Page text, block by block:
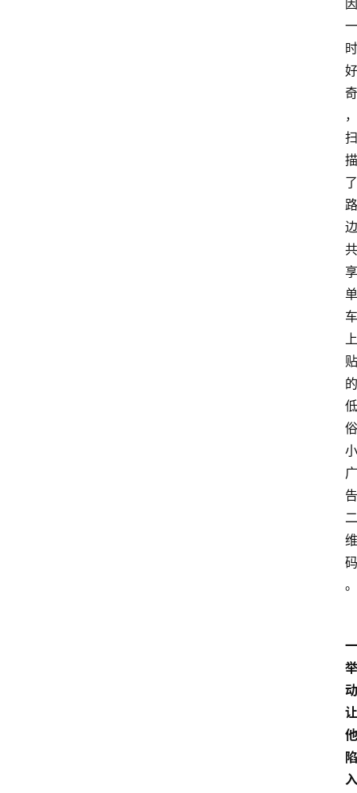
因
一
时
好
奇
，
扫
描
了
路
边
共
享
单
车
上
贴
的
低
俗
小
广
告
二
维
码
。
一
举
动
让
他
陷
入